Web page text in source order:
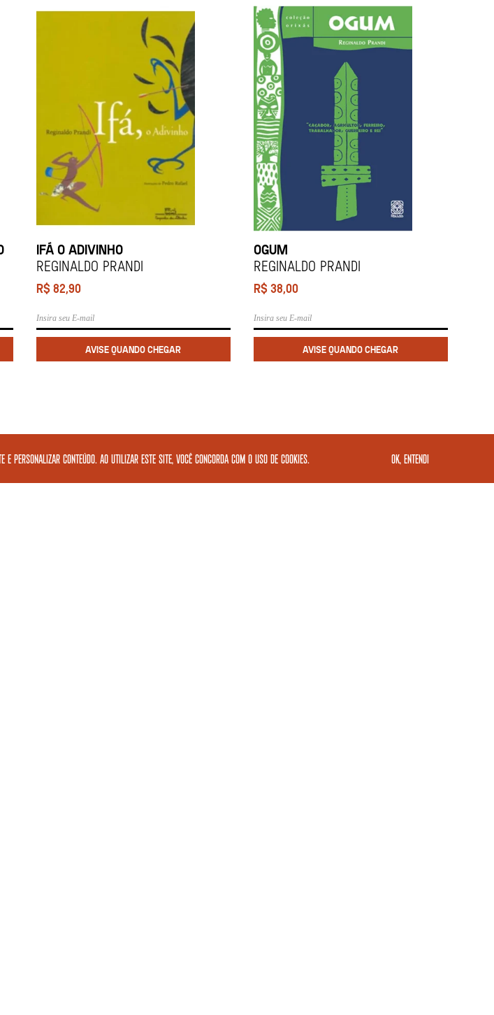
IFÁ O ADIVINHO
REGINALDO PRANDI
R$ 82,90
OGUM
REGINALDO PRANDI
R$ 38,00
personalizar conteúdo. Ao utilizar este site, você concorda com o uso de cookies. OK, ENTENDI